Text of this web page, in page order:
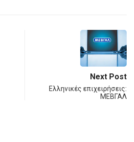
Next Post
Ελληνικές επιχειρήσεις:
ΜΕΒΓΑΛ